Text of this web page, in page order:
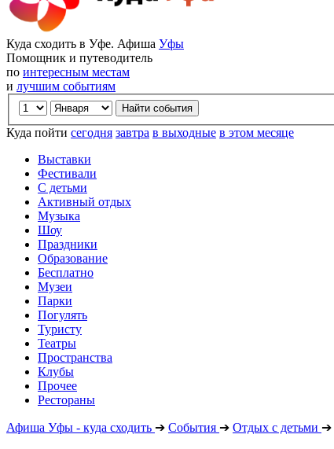
Куда сходить в Уфе. Афиша Уфы
Помощник и путеводитель
по интересным местам
и лучшим событиям
Куда пойти сегодня завтра в выходные в этом месяце
Выставки
Фестивали
С детьми
Активный отдых
Музыка
Шоу
Праздники
Образование
Бесплатно
Музеи
Парки
Погулять
Туристу
Театры
Пространства
Клубы
Прочее
Рестораны
Афиша Уфы - куда сходить ➔ События ➔ Отдых с детьми ➔